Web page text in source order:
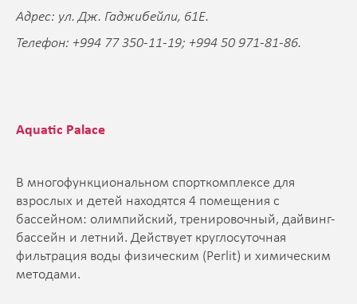
Адрес: ул. Дж. Гаджибейли, 61E.
Телефон: +994 77 350-11-19; +994 50 971-81-86.
Aquatic Palace
В многофункциональном спорткомплексе для
взрослых и детей находятся 4 помещения с
бассейном: олимпийский, тренировочный, дайвинг-
бассейн и летний. Действует круглосуточная
фильтрация воды физическим (Perlit) и химическим
методами.